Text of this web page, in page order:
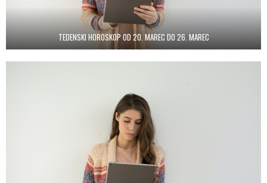
TEDENSKI HOROSKOP OD 20. MAREC DO 26. MAREC